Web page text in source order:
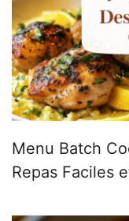
Menu Batch
Repas Faciles